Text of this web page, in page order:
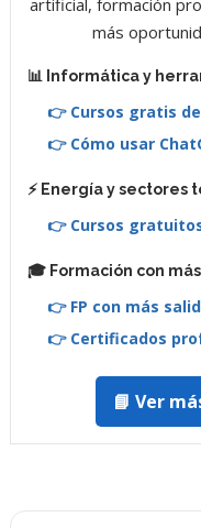
artificial, formación
más
📊 Informática y
👉 Cursos gratis
👉 Cómo usar
⚡ Energía y sectores
👉 Cursos
🎓 Formación con
👉 FP con más
👉 Certificados
📘 Ver